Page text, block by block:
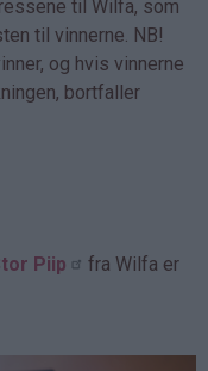
til Wilfa, som
til vinnerne. NB!
og hvis vinnerne
bortfaller
Piip
fra Wilfa er